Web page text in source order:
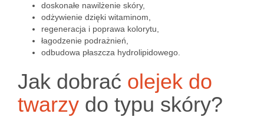
doskonałe nawilżenie skóry,
odżywienie dzięki witaminom,
regeneracja i poprawa kolorytu,
łagodzenie podrażnień,
odbudowa płaszcza hydrolipidowego.
Jak dobrać olejek do
twarzy do typu skóry?